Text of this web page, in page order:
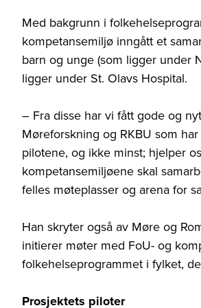
Med bakgrunn i
kompetansemiljø inngått et
barn og unge (som ligger under
ligger under St. Olavs Hospital.
– Fra disse har vi fått gode og
Møreforskning og RKBU som
pilotene, og ikke minst; hjelper
kompetansemiljøene skal
felles møteplasser og arena for
Han skryter også av Møre og
initierer møter med FoU- og
folkehelseprogrammet i fylket,
Prosjektets piloter